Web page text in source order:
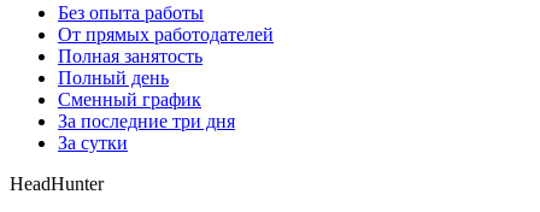
Без опыта работы
От прямых работодателей
Полная занятость
Полный день
Сменный график
За последние три дня
За сутки
HeadHunter